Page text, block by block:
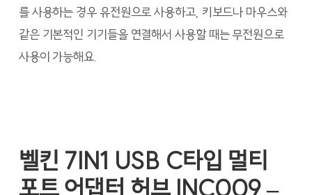
를 사용하는 경우 유전원으로 사용하고, 키보드나 마우스와
같은 기본적인 기기들을 연결해서 사용할 때는 무전원으로
사용이 가능해요.
벨킨 7IN1 USB C타입 멀티
포트 어댑터 허브 INC009 –